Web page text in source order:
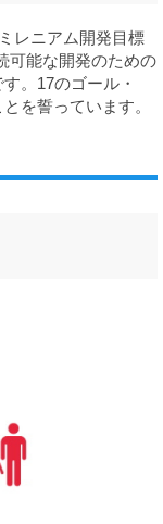
レニアム開発目標
可能な開発のための
。17のゴール・
を誓っています。